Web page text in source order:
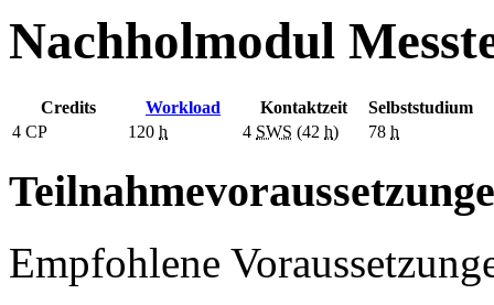
Nachholmodul
Credits Workload Kontaktzeit
Selbststudium
4 CP 120 h 4 SWS (42 h) 78 h
Empfohlene